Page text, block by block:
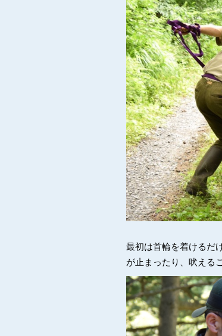
最初は首輪を着けるだ
が止まったり、吠える